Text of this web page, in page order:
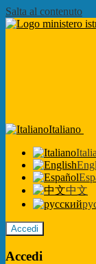
Salta al contenuto
Italiano
中文
Accedi
Accedi